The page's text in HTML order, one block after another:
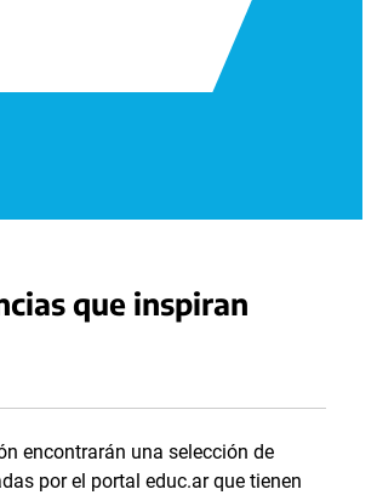
que inspiran
encontrarán una selección de
por el portal educ.ar que tienen